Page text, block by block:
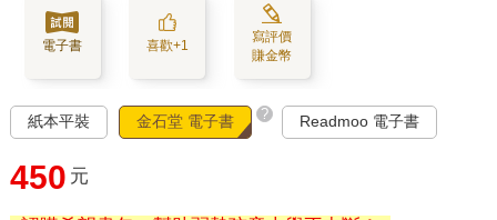
電子書 喜歡+1
寫評價
賺金幣
紙本平裝 金石堂 電子書 ? Readmoo 電子書
450 元